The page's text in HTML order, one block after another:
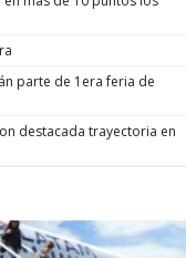
parte de 1era feria de
destacada trayectoria en